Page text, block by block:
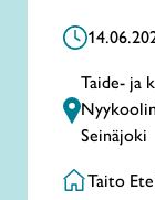
Taide- ja
Seinäjoki
Taito